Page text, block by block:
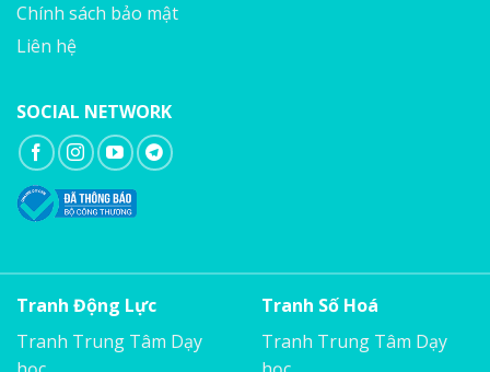
Chính sách bảo mật
Liên hệ
SOCIAL NETWORK
Tranh Động Lực
Tranh Trung Tâm Dạy
Tranh Số Hoá
Tranh Trung Tâm Dạy